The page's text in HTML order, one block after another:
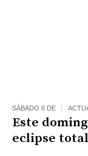
SÁBADO 6 DE
Este
eclipse